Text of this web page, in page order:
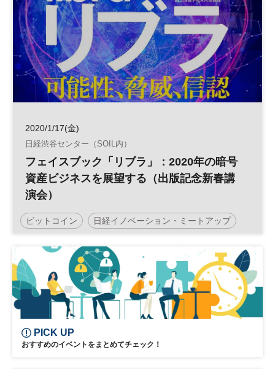
2020/1/17(金)
日経渋谷センター（SOIL内）
フェイスブック「リブラ」：2020年の暗号
資産ビジネスを展望する（出版記念新春講
演会）
ビットコイン 日経イノベーション・ミートアップ
ブロックチェーン 仮想通貨 フィンテック
PICK UP
おすすめのイベントをまとめてチェック！